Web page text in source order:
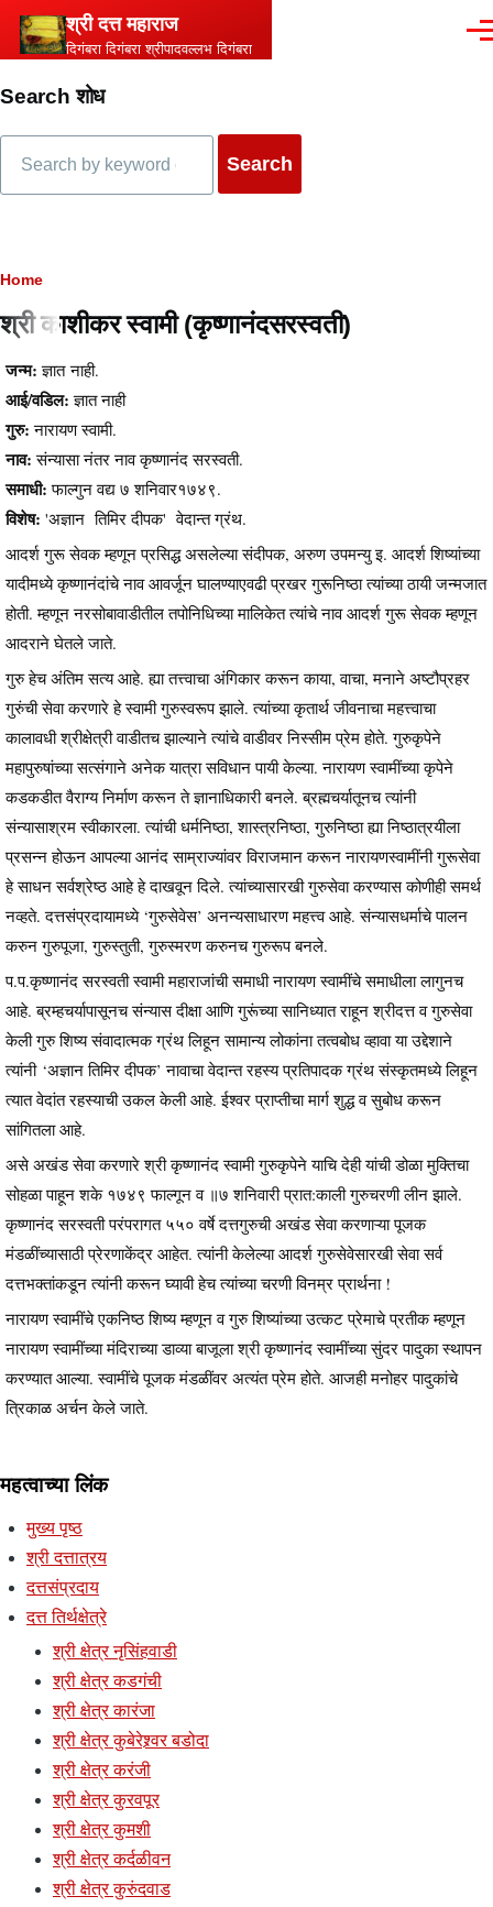
Skip to main content
श्री दत्त महाराज
दिगंबरा दिगंबरा श्रीपादवल्लभ दिगंबरा
Search शोध
Breadcrumb
Home
श्री काशीकर स्वामी (कृष्णानंदसरस्वती)
Content
जन्म: ज्ञात नाही.
आई/वडिल: ज्ञात नाही
गुरु:नारायण स्वामी.
नाव:संन्यासा नंतर नाव कृष्णानंद सरस्वती.
समाधी: फाल्गुन वद्य ७ शनिवार१७४९.
विशेष: 'अज्ञान तिमिर दीपक' वेदान्त ग्रंथ.
आदर्श गुरू सेवक म्हणून प्रसिद्ध असलेल्या संदीपक, अरुण उपमन्यु इ. आदर्श शिष्यांच्या
यादीमध्ये कृष्णानंदांचे नाव आवर्जून घालण्याएवढी प्रखर गुरूनिष्ठा त्यांच्या ठायी जन्मजात
होती. म्हणून नरसोबावाडीतील तपोनिधिच्या मालिकेत त्यांचे नाव आदर्श गुरू सेवक म्हणून
आदराने घेतले जाते.
गुरु हेच अंतिम सत्य आहे. ह्या तत्त्वाचा अंगिकार करून काया, वाचा, मनाने अष्टौप्रहर
गुरुंची सेवा करणारे हे स्वामी गुरुस्वरूप झाले. त्यांच्या कृतार्थ जीवनाचा महत्त्वाचा
कालावधी श्रीक्षेत्री वाडीतच झाल्याने त्यांचे वाडीवर निस्सीम प्रेम होते. गुरुकृपेने
महापुरुषांच्या सत्संगाने अनेक यात्रा सविधान पायी केल्या. नारायण स्वामींच्या कृपेने
कडकडीत वैराग्य निर्माण करून ते ज्ञानाधिकारी बनले. ब्रह्मचर्यातूनच त्यांनी
संन्यासाश्रम स्वीकारला. त्यांची धर्मनिष्ठा, शास्त्रनिष्ठा, गुरुनिष्ठा ह्या निष्ठात्रयीला
प्रसन्न होऊन आपल्या आनंद साम्राज्यांवर विराजमान करून नारायणस्वामींनी गुरूसेवा
हे साधन सर्वश्रेष्ठ आहे हे दाखवून दिले. त्यांच्यासारखी गुरुसेवा करण्यास कोणीही समर्थ
नव्हते. दत्तसंप्रदायामध्ये ‘गुरुसेवेस’ अनन्यसाधारण महत्त्व आहे. संन्यासधर्माचे पालन
करुन गुरुपूजा, गुरुस्तुती, गुरुस्मरण करुनच गुरुरूप बनले.
प.प.कृष्णानंद सरस्वती स्वामी महाराजांची समाधी नारायण स्वामींचे समाधीला लागुनच
आहे. ब्रम्हचर्यापासूनच संन्यास दीक्षा आणि गुरूंच्या सानिध्यात राहून श्रीदत्त व गुरुसेवा
केली गुरु शिष्य संवादात्मक ग्रंथ लिहून सामान्य लोकांना तत्वबोध व्हावा या उद्देशाने
त्यांनी ‘अज्ञान तिमिर दीपक’ नावाचा वेदान्त रहस्य प्रतिपादक ग्रंथ संस्कृतमध्ये लिहून
त्यात वेदांत रहस्याची उकल केली आहे. ईश्वर प्राप्तीचा मार्ग शुद्ध व सुबोध करून
सांगितला आहे.
असे अखंड सेवा करणारे श्री कृष्णानंद स्वामी गुरुकृपेने याचि देही यांची डोळा मुक्तिचा
सोहळा पाहून शके १७४९ फाल्गून व ॥७ शनिवारी प्रात:काली गुरुचरणी लीन झाले.
कृष्णानंद सरस्वती परंपरागत ५५० वर्षे दत्तगुरुची अखंड सेवा करणाऱ्या पूजक
मंडळींच्यासाठी प्रेरणाकेंद्र आहेत. त्यांनी केलेल्या आदर्श गुरुसेवेसारखी सेवा सर्व
दत्तभक्तांकडून त्यांनी करून घ्यावी हेच त्यांच्या चरणी विनम्र प्रार्थना !
नारायण स्वामींचे एकनिष्ठ शिष्य म्हणून व गुरु शिष्यांच्या उत्कट प्रेमाचे प्रतीक म्हणून
नारायण स्वामींच्या मंदिराच्या डाव्या बाजूला श्री कृष्णानंद स्वामींच्या सुंदर पादुका स्थापन
करण्यात आल्या. स्वामींचे पूजक मंडळींवर अत्यंत प्रेम होते. आजही मनोहर पादुकांचे
त्रिकाळ अर्चन केले जाते.
महत्वाच्या लिंक
मुख्य पृष्ठ
श्री दत्तात्रय
दत्तसंप्रदाय
दत्त तिर्थक्षेत्रे
श्री क्षेत्र नृसिंहवाडी
श्री क्षेत्र कडगंची
श्री क्षेत्र कारंजा
श्री क्षेत्र कुबेरेश्र्वर बडोदा
श्री क्षेत्र करंजी
श्री क्षेत्र कुरवपूर
श्री क्षेत्र कुमशी
श्री क्षेत्र कर्दळीवन
श्री क्षेत्र कुरुंदवाड